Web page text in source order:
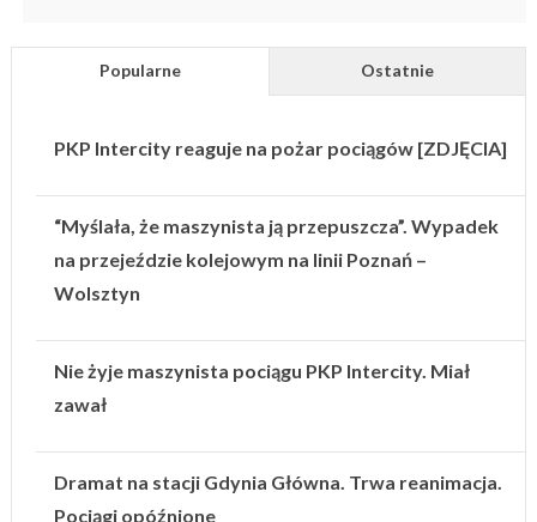
Popularne Ostatnie
PKP Intercity reaguje na pożar pociągów [ZDJĘCIA]
“Myślała, że maszynista ją przepuszcza”. Wypadek
na przejeździe kolejowym na linii Poznań –
Wolsztyn
Nie żyje maszynista pociągu PKP Intercity. Miał
zawał
Dramat na stacji Gdynia Główna. Trwa reanimacja.
Pociągi opóźnione